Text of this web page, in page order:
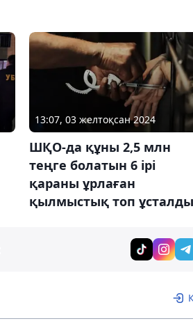
13:07, 03 желтоқсан 2024
ШҚО-да құны 2,5 млн
теңге болатын 6 ірі
қараны ұрлаған
қылмыстық топ ұсталды